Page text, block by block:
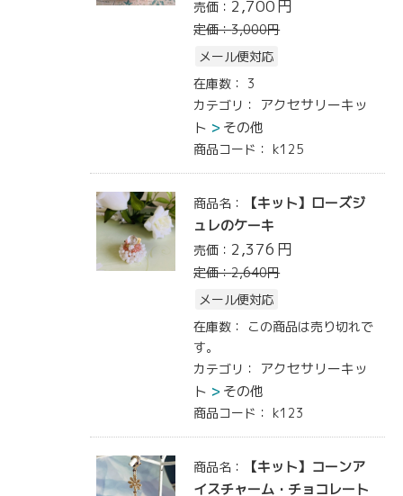
売価： 2,700円
定価：3,000円
メール便対応
在庫数： 3
カテゴリ：
アクセサリーキッ
ト
その他
商品コード： k125
商品名：
【キット】ローズジ
ュレのケーキ
売価： 2,376 円
定価：2,640円
メール便対応
在庫数：
この商品は売り切れで
す。
カテゴリ：
アクセサリーキッ
ト
その他
商品コード： k123
商品名：
【キット】コーンア
イスチャーム・チョコレート